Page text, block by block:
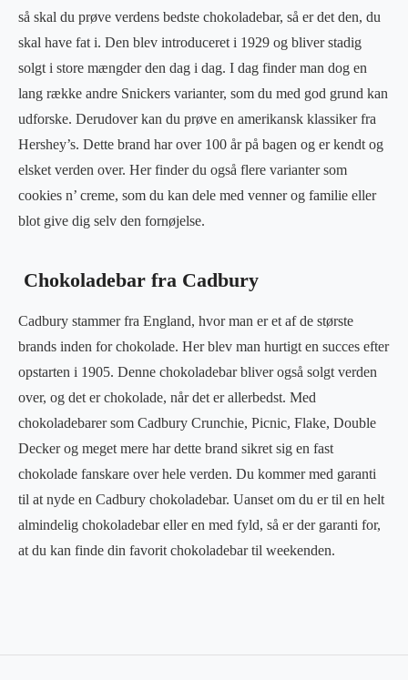
så skal du prøve verdens bedste chokoladebar, så er det den, du
skal have fat i. Den blev introduceret i 1929 og bliver stadig
solgt i store mængder den dag i dag. I dag finder man dog en
lang række andre Snickers varianter, som du med god grund kan
udforske. Derudover kan du prøve en amerikansk klassiker fra
Hershey’s. Dette brand har over 100 år på bagen og er kendt og
elsket verden over. Her finder du også flere varianter som
cookies n’ creme, som du kan dele med venner og familie eller
blot give dig selv den fornøjelse.
Chokoladebar fra Cadbury
Cadbury stammer fra England, hvor man er et af de største
brands inden for chokolade. Her blev man hurtigt en succes efter
opstarten i 1905. Denne chokoladebar bliver også solgt verden
over, og det er chokolade, når det er allerbedst. Med
chokoladebarer som Cadbury Crunchie, Picnic, Flake, Double
Decker og meget mere har dette brand sikret sig en fast
chokolade fanskare over hele verden. Du kommer med garanti
til at nyde en Cadbury chokoladebar. Uanset om du er til en helt
almindelig chokoladebar eller en med fyld, så er der garanti for,
at du kan finde din favorit chokoladebar til weekenden.